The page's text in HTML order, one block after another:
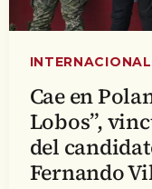
INTERNACIONAL
Cae en
Lobos”,
del
Fernando